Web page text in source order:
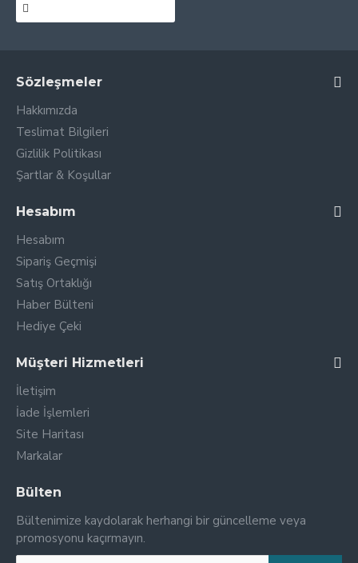
Sözleşmeler
Hakkımızda
Teslimat Bilgileri
Gizlilik Politikası
Şartlar & Koşullar
Hesabım
Hesabım
Sipariş Geçmişi
Satış Ortaklığı
Haber Bülteni
Hediye Çeki
Müşteri Hizmetleri
İletişim
İade İşlemleri
Site Haritası
Markalar
Bülten
Bültenimize kaydolarak herhangi bir güncelleme veya
promosyonu kaçırmayın.